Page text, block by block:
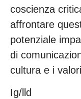
coscienza
affrontare
potenziale
di
cultura e i
Ig/lld